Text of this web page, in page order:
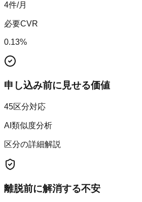
4件/月
必要CVR
0.13%
申し込み前に見せる価値
45区分対応
AI類似度分析
区分の詳細解説
離脱前に解消する不安